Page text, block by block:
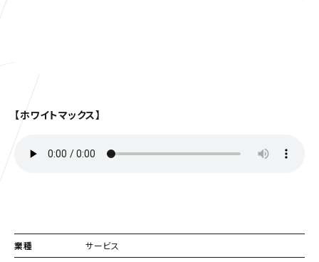
【ホワイトマックス】
業種
サービス